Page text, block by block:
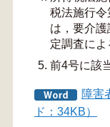
税法施行
は，要介
定調査によ
前4号に該
障害
ド：34KB）